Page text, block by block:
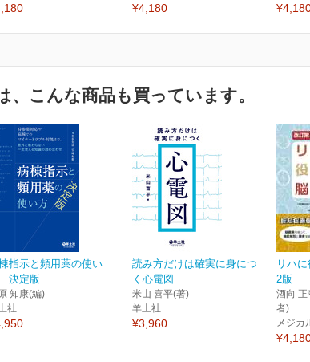
¥4,180
、こんな商品も買っています。
指示と頻用薬の使い
決定版
知康(編)
社
読み方だけは確実に身につ
く心電図
米山 喜平(著)
羊土社
¥3,960
リハ
2版
酒向 正
者)
メジカ